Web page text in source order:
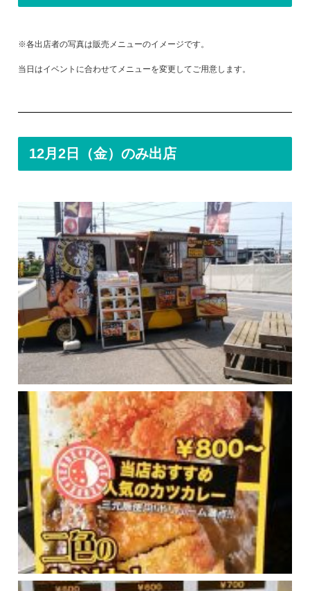
※各出店者の写真は販売メニューのイメージです。
当日はイベントに合わせてメニューを変更してご用意します。
12月2日（金）のみ出店